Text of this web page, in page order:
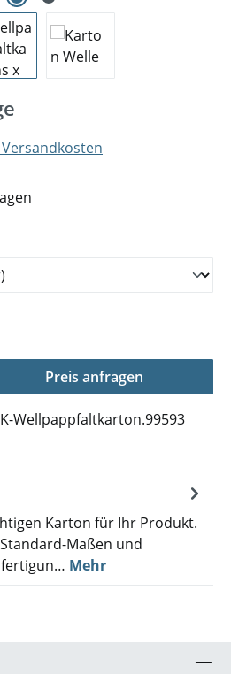
Versandkosten
Gib den gewünschten
Preis anfragen
Wellpappfaltkarton.99593
Karton für Ihr Produkt.
Maßen und
Mehr